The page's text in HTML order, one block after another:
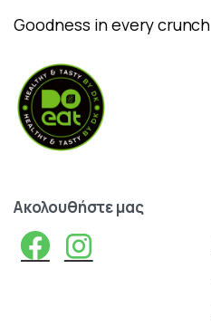
Goodness in every crunch
Ακολουθήστεμας